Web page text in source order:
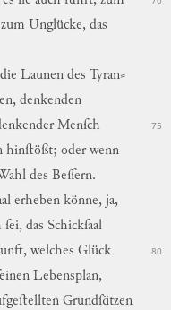
zum Unglücke, das
die Launen des Tyran⸗
, denkenden
Menſch 75
hinſtößt; oder wenn
des Beſſern.
erheben könne, ja,
ſei, das Schickſaal
welches Glück 80
Lebensplan,
Grundſätzen